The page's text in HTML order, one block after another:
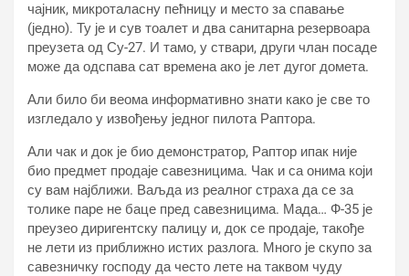
чајник, микроталасну пећницу и место за спавање
(једно). Ту је и сув тоалет и два санитарна резервоара
преузета од Су-27. И тамо, у ствари, други члан посаде
може да одспава сат времена ако је лет дугог домета.
Али било би веома информативно знати како је све то
изгледало у извођењу једног пилота Раптора.
Али чак и док је био демонстратор, Раптор ипак није
био предмет продаје савезницима. Чак и са онима који
су вам најближи. Ваљда из реалног страха да се за
толике паре не баце пред савезницима. Мада… Ф-35 је
преузео диригентску палицу и, док се продаје, такође
не лети из приближно истих разлога. Много је скупо за
савезничку господу да често лете на таквом чуду